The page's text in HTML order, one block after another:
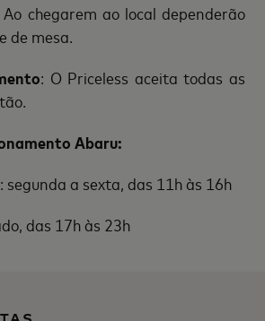
Ao chegarem ao local dependerão
de mesa.
: O Priceless aceita todas as
Abaru:
segunda a sexta, das 11h às 16h
das 17h às 23h